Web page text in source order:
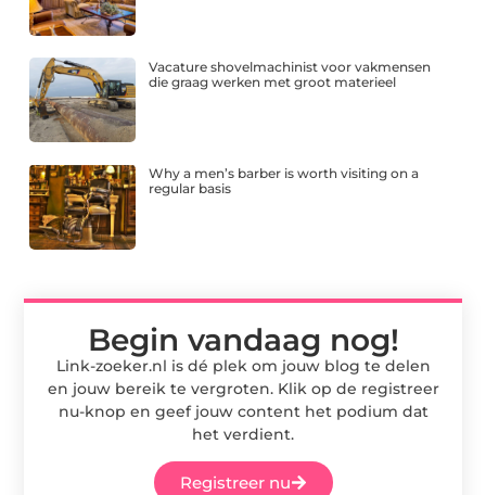
Vacature shovelmachinist voor vakmensen
die graag werken met groot materieel
Why a men’s barber is worth visiting on a
regular basis
Begin vandaag nog!
Link-zoeker.nl is dé plek om jouw blog te delen
en jouw bereik te vergroten. Klik op de registreer
nu-knop en geef jouw content het podium dat
het verdient.
Registreer nu